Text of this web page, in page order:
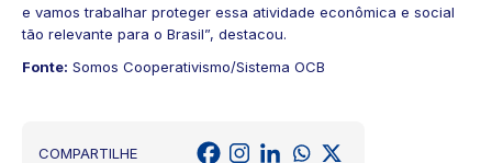
e vamos trabalhar proteger essa atividade econômica e social
tão relevante para o Brasil”, destacou.
Fonte: Somos Cooperativismo/Sistema OCB
COMPARTILHE